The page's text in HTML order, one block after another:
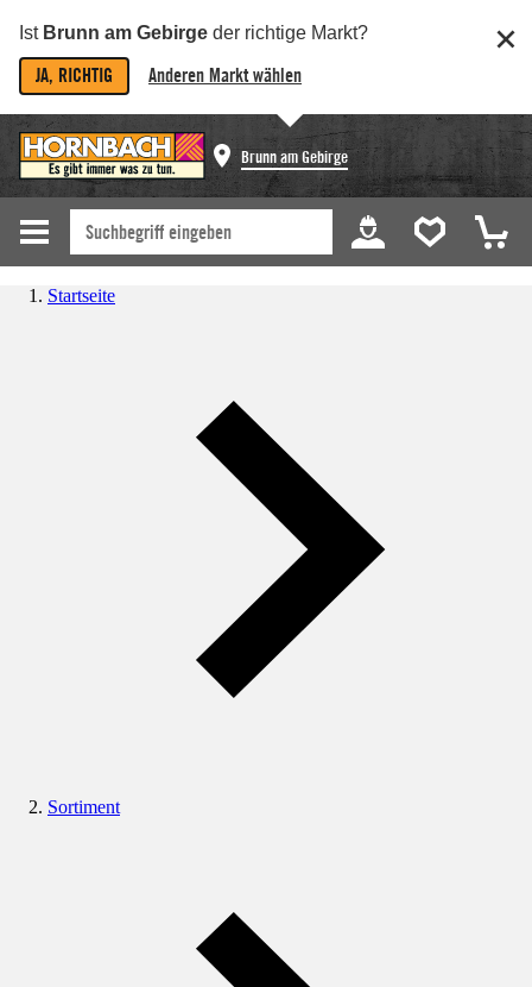
Ist Brunn am Gebirge der richtige Markt?
JA, RICHTIG Anderen Markt wählen
Brunn am Gebirge
Startseite
Sortiment